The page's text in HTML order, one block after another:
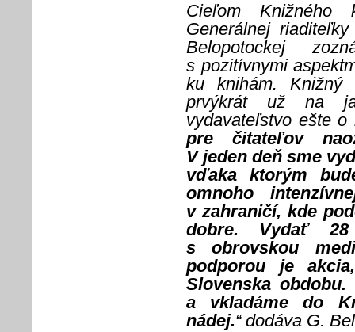
Cieľom
Generálnej
Belopotockej
s pozitívnymi
ku knihám. Knižný
prvýkrát už na
vydavateľstvo ešte o
pre čitateľov
V jeden deň sme
vďaka ktorým
omnoho
v zahraničí, kde
dobre. Vydať
s obrovskou
podporou je
Slovenska
a vkladáme do
nádej.“ dodáva G.